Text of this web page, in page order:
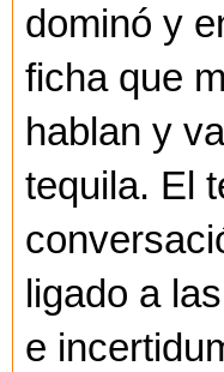
dominó y
ficha que
hablan y
tequila. El
ligado a
e